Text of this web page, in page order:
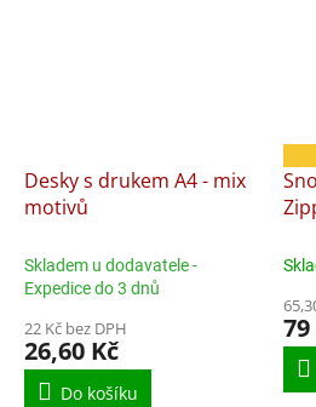
Desky s drukem A4 - mix
motivů
Skladem u dodavatele -
Expedice do 3 dnů
22 Kč bez DPH
26,60 Kč
Do košíku
79